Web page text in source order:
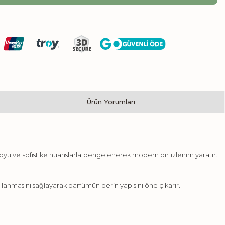
Ürün Yorumları
ve sofistike nüanslarla dengelenerek modern bir izlenim yaratır.
sağlayarak parfümün derin yapısını öne çıkarır.